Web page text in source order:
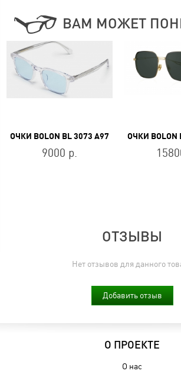
ВАМ МОЖЕТ
ОЧКИ BOLON BL 3073 A97
9000 р.
ОЧКИ BOLON
ОТЗЫВЫ
Нет отзывов для данного
Добавить отзыв
О ПРОЕКТЕ
О нас